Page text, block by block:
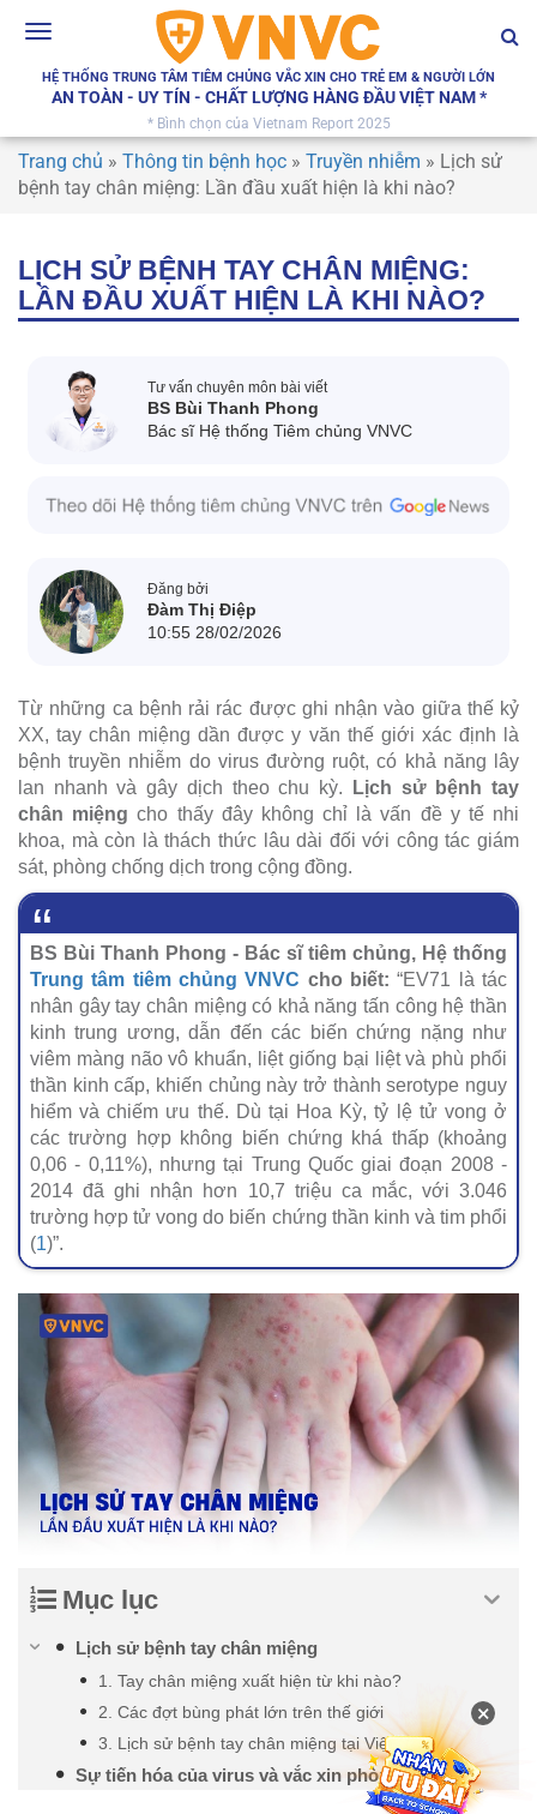
Toggle
HỆ THỐNG TRUNG TÂM TIÊM CHỦNG VẮC XIN CHO TRẺ EM & NGƯỜI LỚN
AN TOÀN - UY TÍN - CHẤT LƯỢNG HÀNG ĐẦU VIỆT NAM *
* Bình chọn của Vietnam Report 2025
Trang chủ » Thông tin bệnh học » Truyền nhiễm » Lịch sử
bệnh tay chân miệng: Lần đầu xuất hiện là khi nào?
LỊCH SỬ BỆNH TAY CHÂN MIỆNG:
LẦN ĐẦU XUẤT HIỆN LÀ KHI NÀO?
Tư vấn chuyên môn bài viết
BS Bùi Thanh Phong
Bác sĩ Hệ thống Tiêm chủng VNVC
Đăng bởi
Đàm Thị Điệp
10:55 28/02/2026
Từ những ca bệnh rải rác được ghi nhận vào giữa thế kỷ
XX, tay chân miệng dần được y văn thế giới xác định là
bệnh truyền nhiễm do virus đường ruột, có khả năng lây
lan nhanh và gây dịch theo chu kỳ.
Lịch sử bệnh tay
chân miệng cho thấy đây không chỉ là vấn đề y tế nhi
khoa, mà còn là thách thức lâu dài đối với công tác giám
sát, phòng chống dịch trong cộng đồng.
BS Bùi Thanh Phong - Bác sĩ tiêm chủng, Hệ thống
Trung tâm tiêm chủng VNVC cho biết: “EV71 là tác
nhân gây tay chân miệng có khả năng tấn công hệ thần
kinh trung ương, dẫn đến các biến chứng nặng như
viêm màng não vô khuẩn, liệt giống bại liệt và phù phổi
thần kinh cấp, khiến chủng này trở thành serotype nguy
hiểm và chiếm ưu thế. Dù tại Hoa Kỳ, tỷ lệ tử vong ở
các trường hợp không biến chứng khá thấp (khoảng
0,06 - 0,11%), nhưng tại Trung Quốc giai đoạn 2008 -
2014 đã ghi nhận hơn 10,7 triệu ca mắc, với 3.046
trường hợp tử vong do biến chứng thần kinh và tim phổi
(1)”.
Mục lục
Lịch sử bệnh tay chân miệng
1. Tay chân miệng xuất hiện từ khi nào?
2. Các đợt bùng phát lớn trên thế giới
3. Lịch sử bệnh tay chân miệng tại Việt Nam
Sự tiến hóa của virus và vắc xin phòng bệnh
×